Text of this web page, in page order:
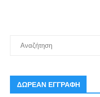
ΔΩΡΕΑΝ ΕΓΓΡΑΦΗ